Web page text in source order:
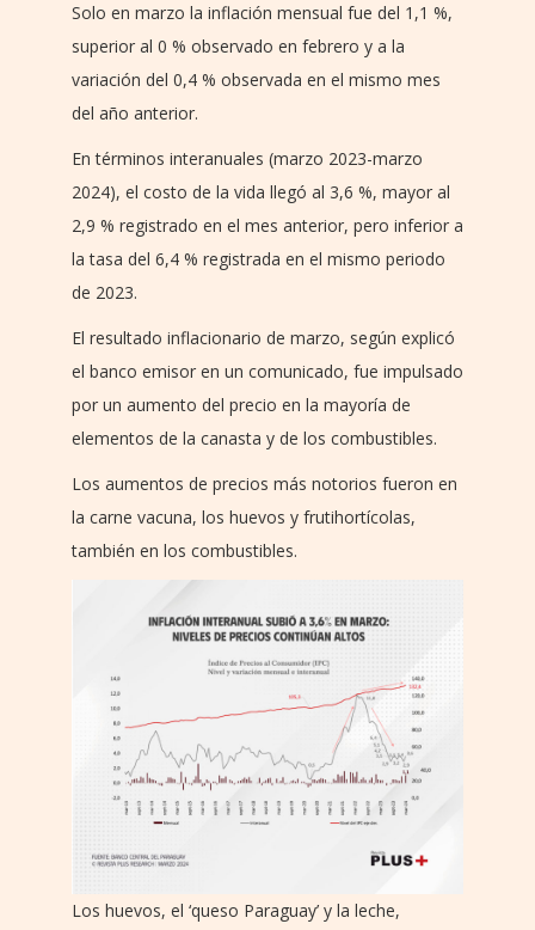
Solo en marzo la inflación mensual fue del 1,1 %,
superior al 0 % observado en febrero y a la
variación del 0,4 % observada en el mismo mes
del año anterior.
En términos interanuales (marzo 2023-marzo
2024), el costo de la vida llegó al 3,6 %, mayor al
2,9 % registrado en el mes anterior, pero inferior a
la tasa del 6,4 % registrada en el mismo periodo
de 2023.
El resultado inflacionario de marzo, según explicó
el banco emisor en un comunicado, fue impulsado
por un aumento del precio en la mayoría de
elementos de la canasta y de los combustibles.
Los aumentos de precios más notorios fueron en
la carne vacuna, los huevos y frutihortícolas,
también en los combustibles.
Los huevos, el ‘queso Paraguay’ y la leche,